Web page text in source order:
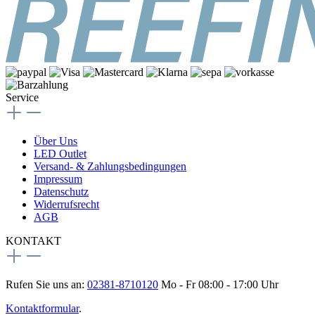
Service
Über Uns
LED Outlet
Versand- & Zahlungsbedingungen
Impressum
Datenschutz
Widerrufsrecht
AGB
KONTAKT
Rufen Sie uns an: 02381-8710120 Mo - Fr 08:00 - 17:00 Uhr
Kontaktformular.